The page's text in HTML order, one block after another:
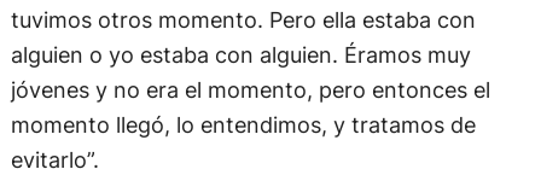
tuvimos otros momento. Pero ella estaba con
alguien o yo estaba con alguien. Éramos muy
jóvenes y no era el momento, pero entonces el
momento llegó, lo entendimos, y tratamos de
evitarlo”.